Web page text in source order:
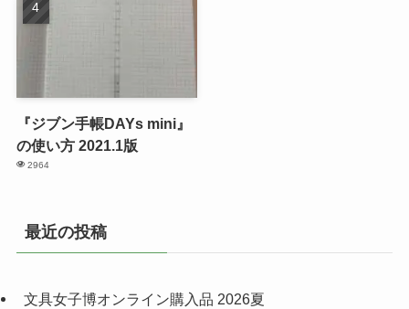
『ジブン手帳DAYs mini』
の使い方 2021.1版
2964
最近の投稿
文具女子博オンライン購入品 2026夏